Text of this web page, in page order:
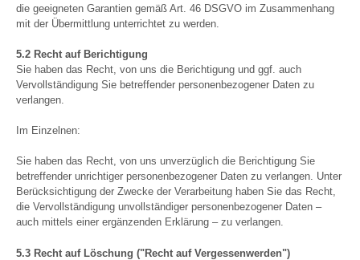
die geeigneten Garantien gemäß Art. 46 DSGVO im Zusammenhang
mit der Übermittlung unterrichtet zu werden.
5.2 Recht auf Berichtigung
Sie haben das Recht, von uns die Berichtigung und ggf. auch
Vervollständigung Sie betreffender personenbezogener Daten zu
verlangen.
Im Einzelnen:
Sie haben das Recht, von uns unverzüglich die Berichtigung Sie
betreffender unrichtiger personenbezogener Daten zu verlangen. Unter
Berücksichtigung der Zwecke der Verarbeitung haben Sie das Recht,
die Vervollständigung unvollständiger personenbezogener Daten –
auch mittels einer ergänzenden Erklärung – zu verlangen.
5.3 Recht auf Löschung ("Recht auf Vergessenwerden")